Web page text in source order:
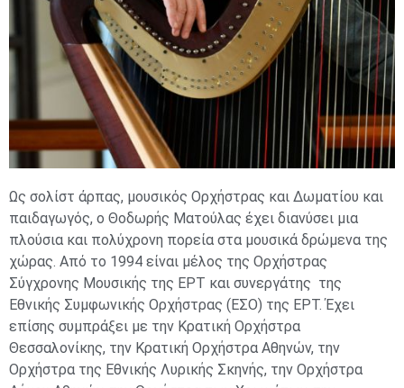
Ως σολίστ άρπας, μουσικός Ορχήστρας και Δωματίου και
παιδαγωγός, ο Θοδωρής Ματούλας έχει διανύσει μια
πλούσια και πολύχρονη πορεία στα μουσικά δρώμενα της
χώρας. Από το 1994 είναι μέλος της Ορχήστρας
Σύγχρονης Μουσικής της ΕΡΤ και συνεργάτης της
Εθνικής Συμφωνικής Ορχήστρας (ΕΣΟ) της ΕΡΤ. Έχει
επίσης συμπράξει με την Κρατική Ορχήστρα
Θεσσαλονίκης, την Κρατική Ορχήστρα Αθηνών, την
Ορχήστρα της Εθνικής Λυρικής Σκηνής, την Ορχήστρα